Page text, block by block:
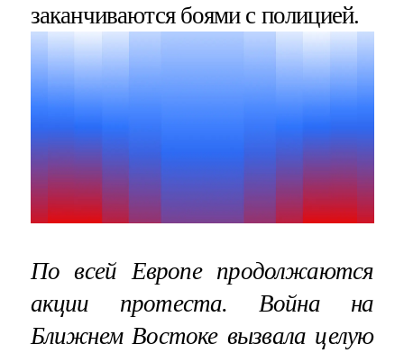
заканчиваются боями с полицией.
По всей Европе продолжаются
акции протеста. Война на
Ближнем Востоке вызвала целую